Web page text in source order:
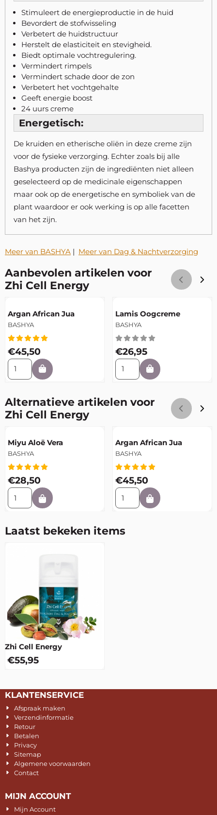
Stimuleert de energieproductie in de huid
Bevordert de stofwisseling
Verbetert de huidstructuur
Herstelt de elasticiteit en stevigheid.
Biedt optimale vochtregulering.
Vermindert rimpels
Vermindert schade door de zon
Verbetert het vochtgehalte
Geeft energie boost
24 uurs creme
Energetisch:
De kruiden en etherische oliën in deze creme zijn
voor de fysieke verzorging. Echter zoals bij alle
Bashya producten zijn de ingrediënten niet alleen
geselecteerd op de medicinale eigenschappen
maar ook op de energetische en symboliek van de
plant waardoor er ook werking is op alle facetten
van het zijn.
Meer van BASHYA | Meer van Dag & Nachtverzorging
Aanbevolen artikelen voor
Zhi Cell Energy
Argan African Jua
Merk:
BASHYA
Prijs: 45,50
€45,50
Aantal kiezen voor Argan African Jua
Lamis Oogcreme
Merk:
BASHYA
Prijs: 26,95
€26,95
Aantal kiezen voor Lamis
Alternatieve artikelen voor
Zhi Cell Energy
Miyu Aloë Vera
Merk:
BASHYA
Prijs: 28,50
€28,50
Aantal kiezen voor Miyu Aloë Vera
Argan African Jua
Merk:
BASHYA
Prijs: 45,50
€45,50
Aantal kiezen voor Argan
Laatst bekeken items
Zhi Cell Energy
€55,95
KLANTENSERVICE
Afspraak maken
Verzendinformatie
Retour
Betalen
Privacy
Sitemap
Algemene voorwaarden
Contact
MIJN ACCOUNT
Mijn Account